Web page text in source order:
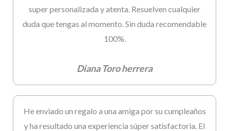
super personalizada y atenta. Resuelven cualquier
duda que tengas al momento. Sin duda recomendable
100%.
Diana Toro herrera
He enviado un regalo a una amiga por su cumpleaños
y ha resultado una experiencia súper satisfactoria. El